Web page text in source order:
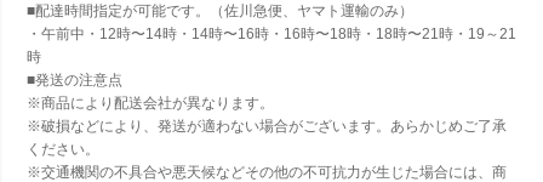
■配達時間指定が可能です。（佐川急便、ヤマト運輸のみ）
・午前中・12時〜14時・14時〜16時・16時〜18時・18時〜21時・19～21
時
■発送の注意点
※商品により配送会社が異なります。
※破損などにより、発送が適わない場合がございます。あらかじめご了承
ください。
※交通機関の不具合や悪天候などその他の不可抗力が生じた場合には、商